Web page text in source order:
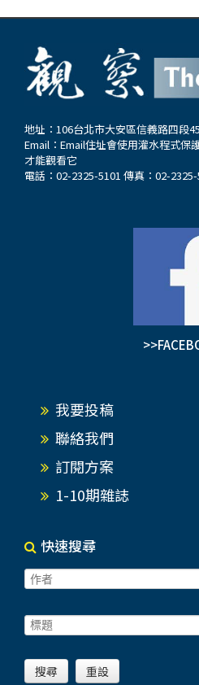
地址：106台北市大安區信義路四段
Email： Email住址會使用灌水程式保
才能觀看它
電話：02-2325-5101 傳真：02-
我要投稿
聯絡我們
訂閱方案
1-10期雜誌
快速搜尋